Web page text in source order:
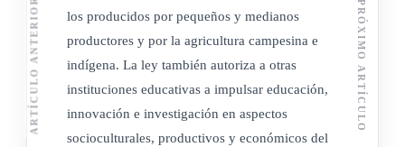
criterios establecidos en la ley.
Actividades productivas relacionadas con el comercio justo:
en la presente ley se reconocen como actividades productivas
relacionadas con el comercio justo las siguientes:
los producidos por pequeños y medianos
productores y por la agricultura campesina e
indígena. La ley también autoriza a otras
instituciones educativas a impulsar educación,
innovación e investigación en aspectos
socioculturales, productivos y económicos del
ARTÍCULO ANTERIOR PRÓXIMO ARTÍCULO